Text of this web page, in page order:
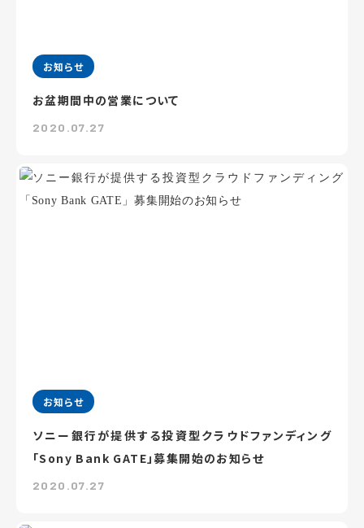
お知らせ
お盆期間中の営業について
2020.07.27
お知らせ
ソニー銀行が提供する投資型クラウドファンディング
「Sony Bank GATE」募集開始のお知らせ
2020.07.27